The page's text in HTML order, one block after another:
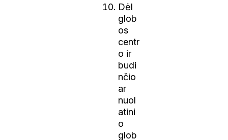
Dėl
glob
os
centr
o ir
budi
nčio
ar
nuol
atini
o
glob